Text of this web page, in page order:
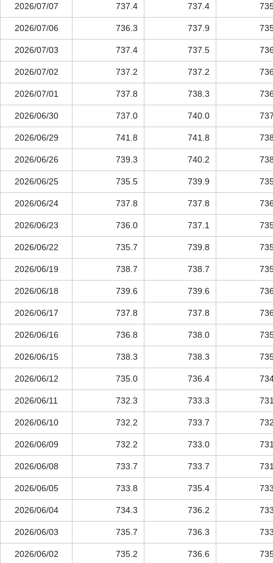
2026/07/07 737.4 737.4
2026/07/06 736.3 737.9
2026/07/03 737.4 737.5
2026/07/02 737.2 737.2
2026/07/01 737.8 738.3
2026/06/30 737.0 740.0
2026/06/29 741.8 741.8
2026/06/26 739.3 740.2
2026/06/25 735.5 739.9
2026/06/24 737.8 737.8
2026/06/23 736.0 737.1
2026/06/22 735.7 739.8
2026/06/19 738.7 738.7
2026/06/18 739.6 739.6
2026/06/17 737.8 737.8
2026/06/16 736.8 738.0
2026/06/15 738.3 738.3
2026/06/12 735.0 736.4
2026/06/11 732.3 733.3
2026/06/10 732.2 733.7
2026/06/09 732.2 733.0
2026/06/08 733.7 733.7
2026/06/05 733.8 735.4
2026/06/04 734.3 736.2
2026/06/03 735.7 736.3
2026/06/02 735.2 736.6